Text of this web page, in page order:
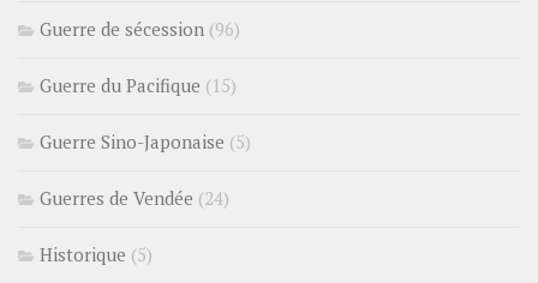
Guerre de sécession (96)
Guerre du Pacifique (15)
Guerre Sino-Japonaise (5)
Guerres de Vendée (24)
Historique (5)